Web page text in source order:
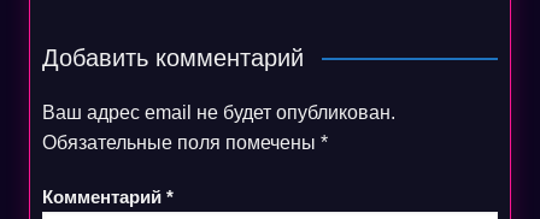
Добавить комментарий
Ваш адрес email не будет опубликован.
Обязательные поля помечены *
Комментарий *